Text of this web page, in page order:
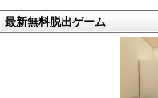
最新無料脱出ゲーム